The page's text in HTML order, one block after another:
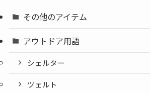
その他のアイテム
アウトドア用語
シェルター
ツェルト